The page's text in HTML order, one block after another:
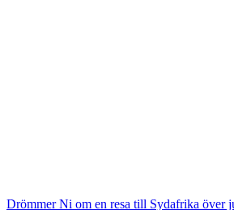
Drömmer Ni om en resa till Sydafrika över